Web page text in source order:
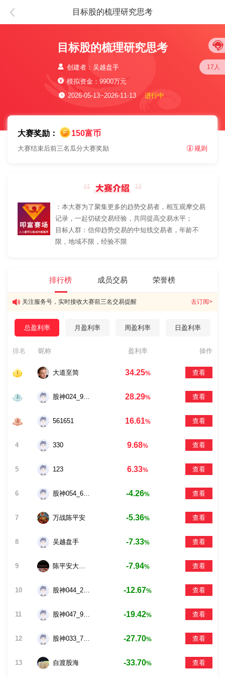
目标股的梳理研究思考
目标股的梳理研究思考
创建者：吴越盘手
模拟资金：9900万元
2026-05-13~2026-11-13
进行中
17人
大赛奖励： 150富币
大赛结束后前三名瓜分大赛奖励 规则
：本大赛为了聚集更多的趋势交易者，相互观摩交易
记录，一起切磋交易经验，共同提高交易水平；
目标人群：信仰趋势交易的中短线交易者，年龄不
限，地域不限，经验不限
排行榜 成员交易 荣誉榜
关注服务号，实时接收大赛前三名交易提醒 去订阅>
总盈利率 月盈利率 周盈利率 日盈利率
排名 昵称 盈利率 操作
大道至简 34.25% 查看
股神024_9685 28.29% 查看
561651 16.61% 查看
4 330 9.68% 查看
5 123 6.33% 查看
6 股神054_6912 -4.26% 查看
7 万战陈平安 -5.36% 查看
8 吴越盘手 -7.33% 查看
9 陈平安大弟子 -7.94% 查看
10 股神044_2381 -12.67% 查看
11 股神047_9121 -19.42% 查看
12 股神033_7178 -27.70% 查看
13 自渡股海 -33.70% 查看